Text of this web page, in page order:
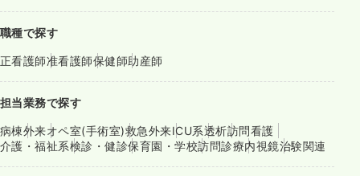
職種で探す
正看護師准看護師保健師助産師
担当業務で探す
病棟外来オペ室(手術室)救急外来ICU系透析訪問看護
介護・福祉系検診・健診保育園・学校訪問診療内視鏡治験関連